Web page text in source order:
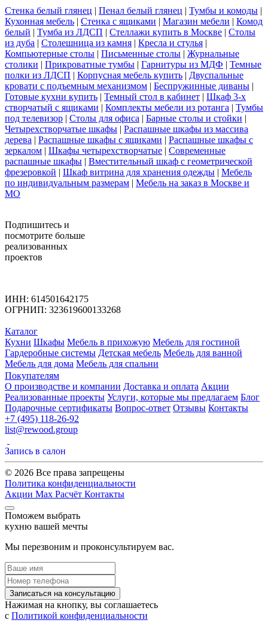
Стенка белый глянец | Пенал белый глянец | Тумбы и комоды |
Кухонная мебель | Стенка с ящиками | Магазин мебели | Комод
белый | Тумба из ЛДСП | Стеллажи купить в Москве | Столы
из дуба | Столешница из камня | Кресла и стулья |
Компьютерные столы | Письменные столы | Журнальные
столики | Прикроватные тумбы | Гарнитуры из МДФ | Темные
полки из ЛДСП | Корпусная мебель купить | Двуспальные
кровати с подъемным механизмом | Беспружинные диваны |
Готовые кухни купить | Темный стол в кабинет | Шкаф 3-х
створчатый с ящиками | Комплекты мебели из ротанга | Тумбы
под телевизор | Столы для офиса | Барные столы и стойки |
Четырехстворчатые шкафы | Распашные шкафы из массива
дерева | Распашные шкафы с ящиками | Распашные шкафы с
зеркалом | Шкафы четырехстворчатые | Современные
распашные шкафы | Вместительный шкаф с геометрической
фрезеровкой | Шкаф витрина для хранения одежды | Мебель
по индивидуальным размерам | Мебель на заказ в Москве и
МО
Подпишитесь и
посмотрите больше
реализованных
проектов
ИНН: 614501642175
ОГРНИП: 323619600133268
Каталог
Кухни Шкафы Мебель в прихожую Мебель для гостиной
Гардеробные системы Детская мебель Мебель для ванной
Мебель для дома Мебель для спальни
Покупателям
О производстве и компании Доставка и оплата Акции
Реализованные проекты Услуги, которые мы предлагаем Блог
Подарочные сертификаты Вопрос-ответ Отзывы Контакты
+7 (495) 118-26-92
list@rewood.group
Запись в салон
© 2026 Все права запрещены
Политика конфиденциальности
Акции Max Расчёт Контакты
Поможем выбрать
кухню вашей мечты
Мы перезвоним и проконсультируем вас.
Записаться на консультацию
Нажимая на кнопку, вы соглашаетесь
с Политикой конфиденциальности